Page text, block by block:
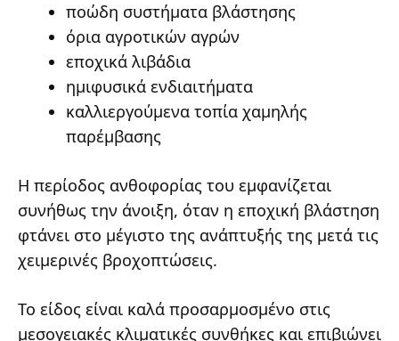
ποώδη συστήματα βλάστησης
όρια αγροτικών αγρών
εποχικά λιβάδια
ημιφυσικά ενδιαιτήματα
καλλιεργούμενα τοπία χαμηλής
παρέμβασης
Η περίοδος ανθοφορίας του εμφανίζεται
συνήθως την άνοιξη, όταν η εποχική βλάστηση
φτάνει στο μέγιστο της ανάπτυξής της μετά τις
χειμερινές βροχοπτώσεις.
Το είδος είναι καλά προσαρμοσμένο στις
μεσογειακές κλιματικές συνθήκες και επιβιώνει